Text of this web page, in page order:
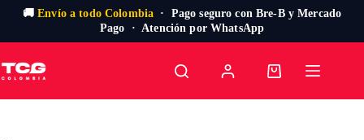
🚚Envío a todo Colombia · Pago seguro con Bre-B y Mercado
Pago · Atención por WhatsApp
al
contenido
Carro